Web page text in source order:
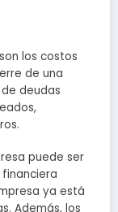
los costos
de una
deudas
puede ser
ya está
Además, los